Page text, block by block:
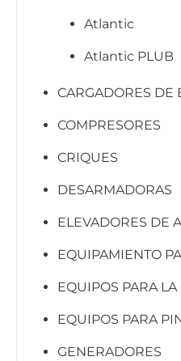
Atlantic
Atlantic PLUB
CARGADORES DE
COMPRESORES
CRIQUES
DESARMADORAS
ELEVADORES DE
EQUIPAMIENTO
EQUIPOS PARA
EQUIPOS PARA
GENERADORES